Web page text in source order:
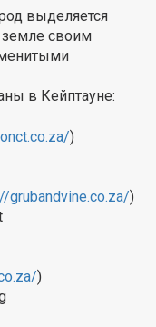
выделяется
своим
в Кейптауне:
)
grubandvine.co.za/)
)